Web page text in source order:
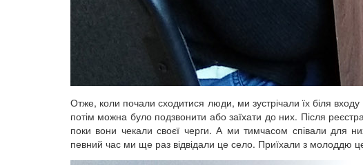
Отже, коли почали сходитися люди, ми зустрічали їх біля
потім можна було подзвонити або заїхати до них. Після
поки вони чекали своєї черги. А ми тимчасом співали для
певний час ми ще раз відвідали це село. Приїхали з молоддю